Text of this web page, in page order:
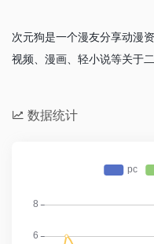
次元狗是一个漫友分享动漫
视频、漫画、轻小说等关于
数据统计